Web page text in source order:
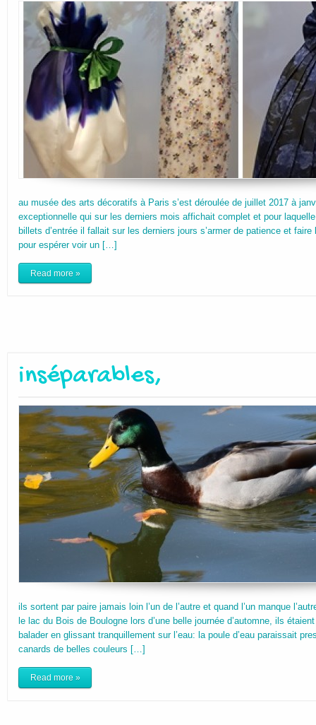
au musée des arts décoratifs à Paris s’est déroulée de juillet 2017 à
exceptionnelle qui sur les derniers mois affichait complet et pour
billets d’entrée il fallait sur les derniers jours s’armer de patience et
pour espérer voir un […]
Read more »
inséparables,
ils sortent par paire jamais loin l’un de l’autre et quand l’un manque
le lac du Bois de Boulogne lors d’une belle journée d’automne, ils
balader en glissant tranquillement sur l’eau: la poule d’eau paraissait
canards de belles couleurs […]
Read more »